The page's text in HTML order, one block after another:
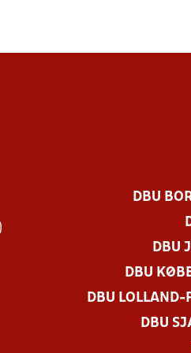
DBU
DBU
DBU
DBU LOLLAND-
DBU